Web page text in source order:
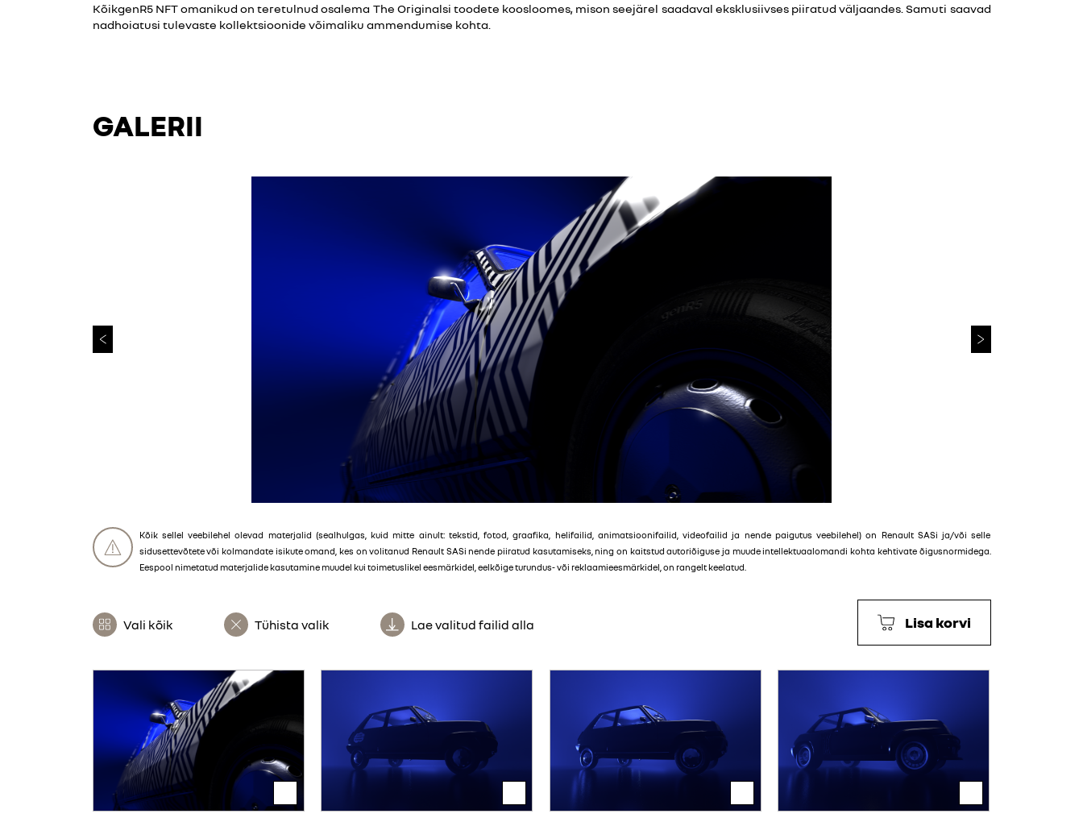
KõikgenR5 NFT omanikud on teretulnud osalema The Originalsi toodete koosloomes, mison seejärel saadaval eksklusiivses piiratud väljaandes. Samuti saavad
nadhoiatusi tulevaste kollektsioonide võimaliku ammendumise kohta.
GALERII
Kõik sellel veebilehel olevad materjalid (sealhulgas, kuid mitte ainult: tekstid, fotod, graafika, helifailid, animatsioonifailid, videofailid ja nende paigutus veebilehel) on Renault SASi ja/või selle
sidusettevõtete või kolmandate isikute omand, kes on volitanud Renault SASi nende piiratud kasutamiseks, ning on kaitstud autoriõiguse ja muude intellektuaalomandi kohta kehtivate õigusnormidega.
Eespool nimetatud materjalide kasutamine muudel kui toimetuslikel eesmärkidel, eelkõige turundus- või reklaamieesmärkidel, on rangelt keelatud.
Vali kõik Tühista valik Lae valitud failid alla Lisa korvi